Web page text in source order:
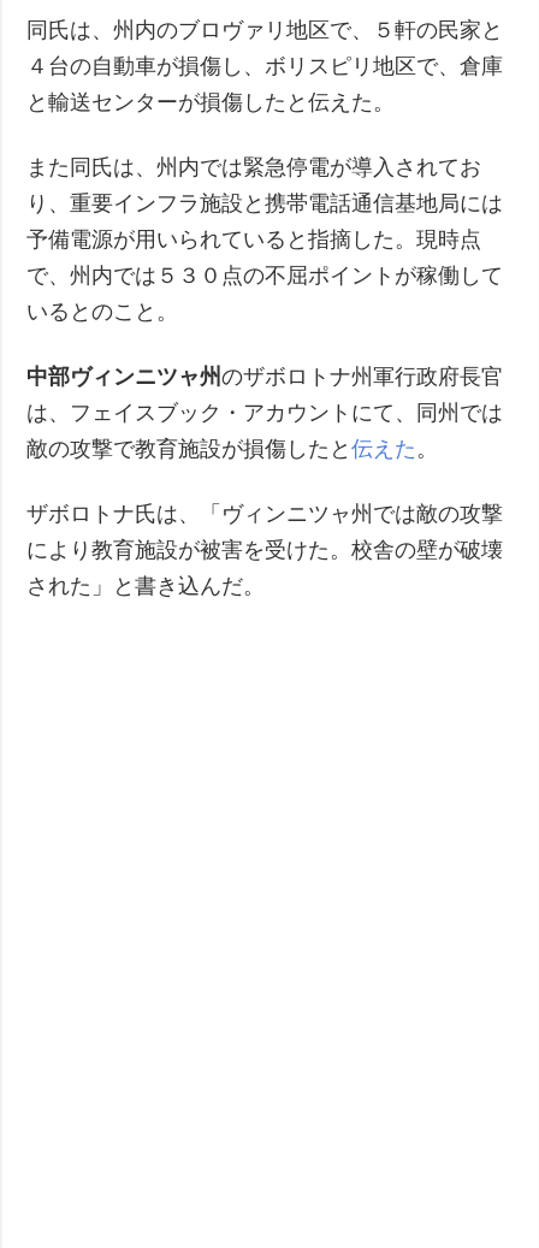
同氏は、州内のブロヴァリ地区で、５軒の民家と
４台の自動車が損傷し、ボリスピリ地区で、倉庫
と輸送センターが損傷したと伝えた。
また同氏は、州内では緊急停電が導入されてお
り、重要インフラ施設と携帯電話通信基地局には
予備電源が用いられていると指摘した。現時点
で、州内では５３０点の不屈ポイントが稼働して
いるとのこと。
中部ヴィンニツャ州のザボロトナ州軍行政府長官
は、フェイスブック・アカウントにて、同州では
敵の攻撃で教育施設が損傷したと伝えた 。
ザボロトナ氏は、「ヴィンニツャ州では敵の攻撃
により教育施設が被害を受けた。校舎の壁が破壊
された」と書き込んだ。